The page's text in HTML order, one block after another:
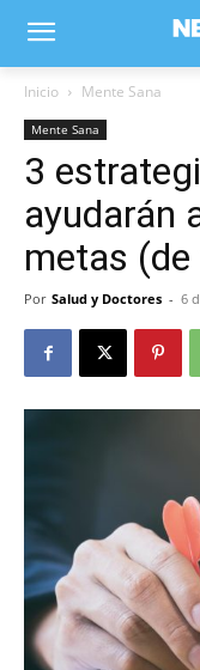
Inicio Mente Sana
Mente Sana
3
ayudarán
metas
Por Salud y Doctores - 6